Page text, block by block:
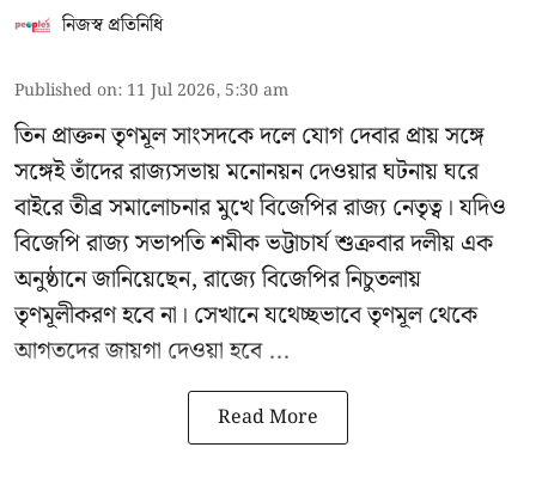
নিজস্ব প্রতিনিধি
Published on: 11 Jul 2026, 5:30 am
তিন প্রাক্তন তৃণমূল সাংসদকে দলে যোগ দেবার প্রায় সঙ্গে
সঙ্গেই তাঁদের রাজ্যসভায় মনোনয়ন দেওয়ার ঘটনায় ঘরে
বাইরে তীব্র সমালোচনার মুখে বিজেপির রাজ্য নেতৃত্ব। যদিও
বিজেপি রাজ্য সভাপতি শমীক ভট্টাচার্যশুক্রবার দলীয় এক
অনুষ্ঠানে জানিয়েছেন, রাজ্যে বিজেপির নিচুতলায়
তৃণমূলীকরণ হবে না। সেখানে যথেচ্ছভাবে তৃণমূল থেকে
আগতদের জায়গা দেওয়া হবে ...
Read More